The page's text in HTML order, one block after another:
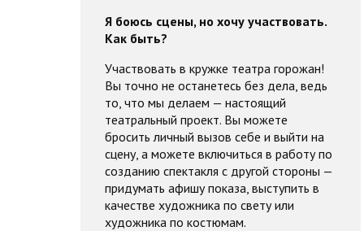
Я боюсь сцены, но хочу участвовать.
Как быть?
Участвовать в кружке театра горожан!
Вы точно не останетесь без дела, ведь
то, что мы делаем — настоящий
театральный проект. Вы можете
бросить личный вызов себе и выйти на
сцену, а можете включиться в работу по
созданию спектакля с другой стороны —
придумать афишу показа, выступить в
качестве художника по свету или
художника по костюмам.